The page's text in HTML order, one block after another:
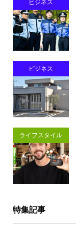
ビジネス
ビジネス
ライフスタイル
特集記事